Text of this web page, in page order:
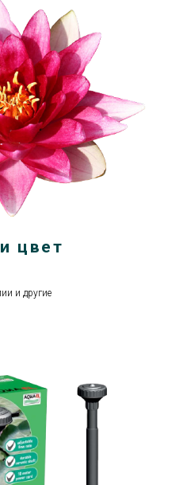
цвет
и другие